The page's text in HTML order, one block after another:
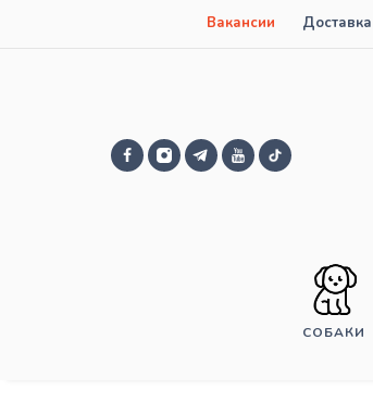
Вакансии Доставка
СОБАКИ